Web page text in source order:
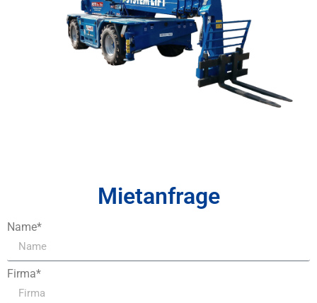
Mietanfrage
Name*
Firma*